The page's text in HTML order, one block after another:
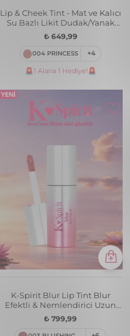
Lip & Cheek Tint - Mat ve Kalıcı
Su Bazlı Likit Dudak/Yanak
Renklendiricisi
₺ 649,99
004 PRINCESS +4
🚨1 Alana 1 Hediye!🚨
K-Spirit Blur Lip Tint Blur
Efektli & Nemlendirici Uzun
Süre Kalıcı Ruj
₺ 799,99